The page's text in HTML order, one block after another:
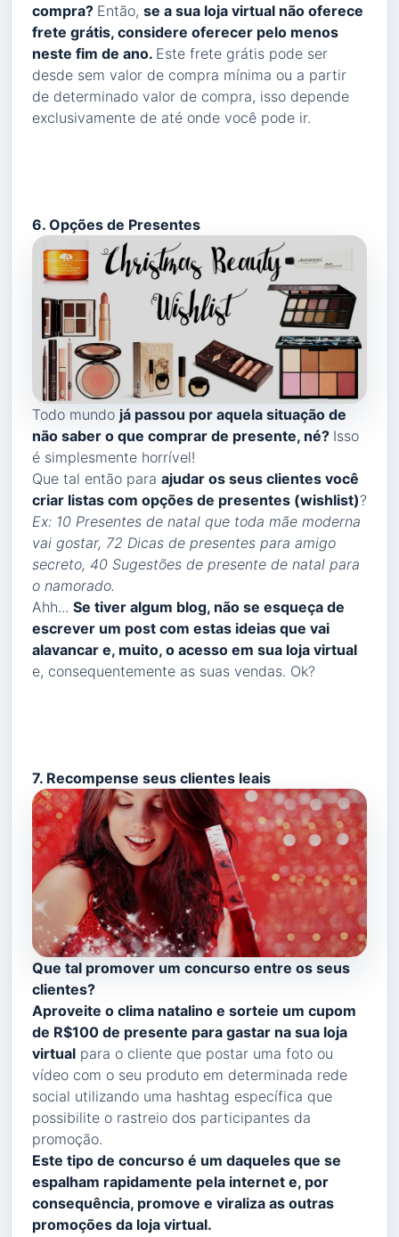
compra? Então, se a sua loja virtual não oferece
frete grátis, considere oferecer pelo menos
neste fim de ano. Este frete grátis pode ser
desde sem valor de compra mínima ou a partir
de determinado valor de compra, isso depende
exclusivamente de até onde você pode ir.
6. Opções de Presentes
Todo mundo já passou por aquela situação de
não saber o que comprar de presente, né? Isso
é simplesmente horrível!
Que tal então para ajudar os seus clientes você
criar listas com opções de presentes (wishlist)?
Ex: 10 Presentes de natal que toda mãe moderna
vai gostar, 72 Dicas de presentes para amigo
secreto, 40 Sugestões de presente de natal para
o namorado.
Ahh... Se tiver algum blog, não se esqueça de
escrever um post com estas ideias que vai
alavancar e, muito, o acesso em sua loja virtual
e, consequentemente as suas vendas. Ok?
7. Recompense seus clientes leais
Que tal promover um concurso entre os seus
clientes?
Aproveite o clima natalino e sorteie um cupom
de R$100 de presente para gastar na sua loja
virtual para o cliente que postar uma foto ou
vídeo com o seu produto em determinada rede
social utilizando uma hashtag específica que
possibilite o rastreio dos participantes da
promoção.
Este tipo de concurso é um daqueles que se
espalham rapidamente pela internet e, por
consequência, promove e viraliza as outras
promoções da loja virtual.